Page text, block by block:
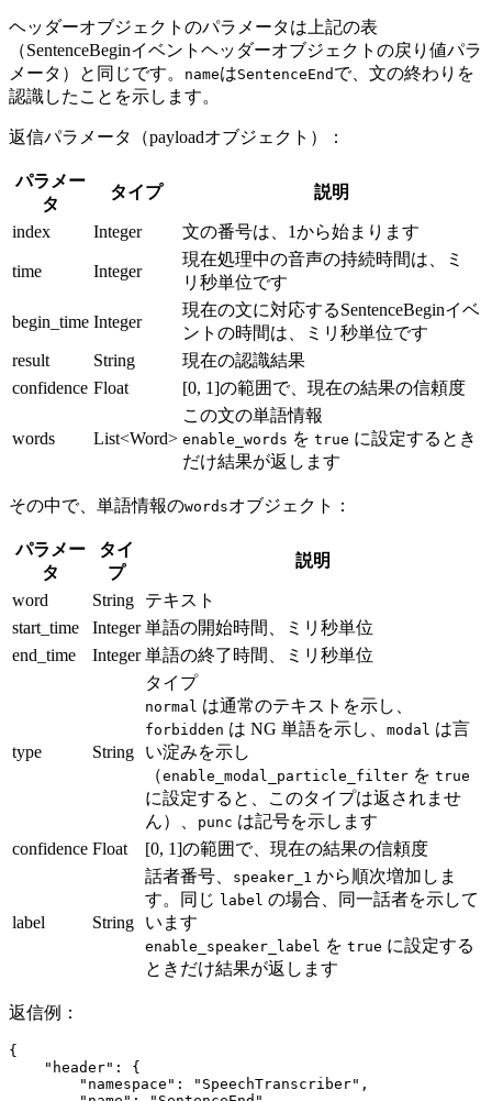
ヘッダーオブジェクトのパラメータは上記の表
（SentenceBeginイベントヘッダーオブジェクトの戻り値パラ
メータ）と同じです。
nameはSentenceEnd で、文の終わりを
認識したことを示します。
返信パラメータ（payloadオブジェクト）：
パラメー
タ
タイプ 説明
index Integer 文の番号は、1から始まります
time Integer
現在処理中の音声の持続時間は、ミ
リ秒単位です
begin_time Integer
現在の文に対応するSentenceBeginイベ
ントの時間は、ミリ秒単位です
result
String
現在の認識結果
confidence Float [0, 1]の範囲で、現在の結果の信頼度
words List<Word>
この文の単語情報
enable_words を true に設定するとき
だけ結果が返します
その中で、単語情報のwordsオブジェクト：
パラメー
タ
タイ
プ
説明
word String
テキスト
start_time
Integer 単語の開始時間、ミリ秒単位
end_time
Integer 単語の終了時間、ミリ秒単位
type String
タイプ
normal は通常のテキストを示し、
forbidden は NG 単語を示し、 modal は言
い淀みを示し
（enable_modal_particle_filter を true
に設定すると、このタイプは返されませ
ん）、
punc は記号を示します
confidence Float [0, 1]の範囲で、現在の結果の信頼度
label String
話者番号、 speaker_1 から順次増加しま
す。同じ label の場合、同一話者を示して
います
enable_speaker_label を true に設定する
ときだけ結果が返します
返信例：
{
    "header"
: {
        "namespace"
: "SpeechTranscriber" ,